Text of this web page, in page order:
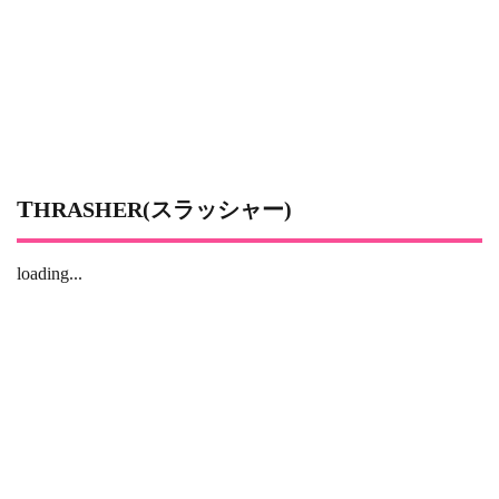
THRASHER(スラッシャー)
loading...